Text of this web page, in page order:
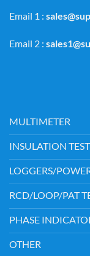
Email 1 :
Email 2 :
MULTIMETER
INSULATION
LOGGERS/
RCD/LOOP/PAT
PHASE
OTHER